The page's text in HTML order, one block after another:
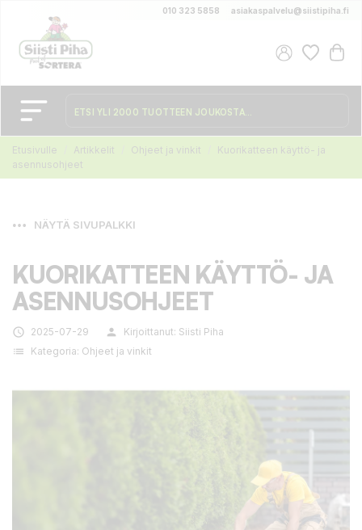
010 323 5858 asiakaspalvelu@siistipiha.fi
Etusivulle Artikkelit Ohjeet ja vinkit
Kuorikatteen käyttö- ja
asennusohjeet
NÄYTÄ SIVUPALKKI
KUORIKATTEEN KÄYTTÖ- JA
ASENNUSOHJEET
 2025-07-29 person Kirjoittanut: Siisti Piha
list Kategoria: Ohjeet ja vinkit